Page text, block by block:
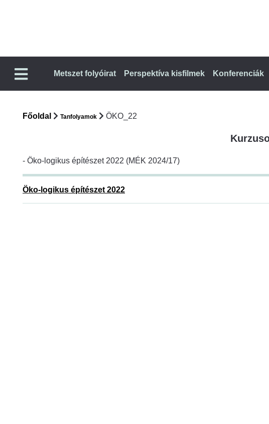
Metszet folyóirat Perspektíva kisfilmek Konferenciák
Főoldal Tanfolyamok ÖKO_22
- Öko-logikus építészet 2022 (MÉK 2024/17)
Öko-logikus építészet 2022